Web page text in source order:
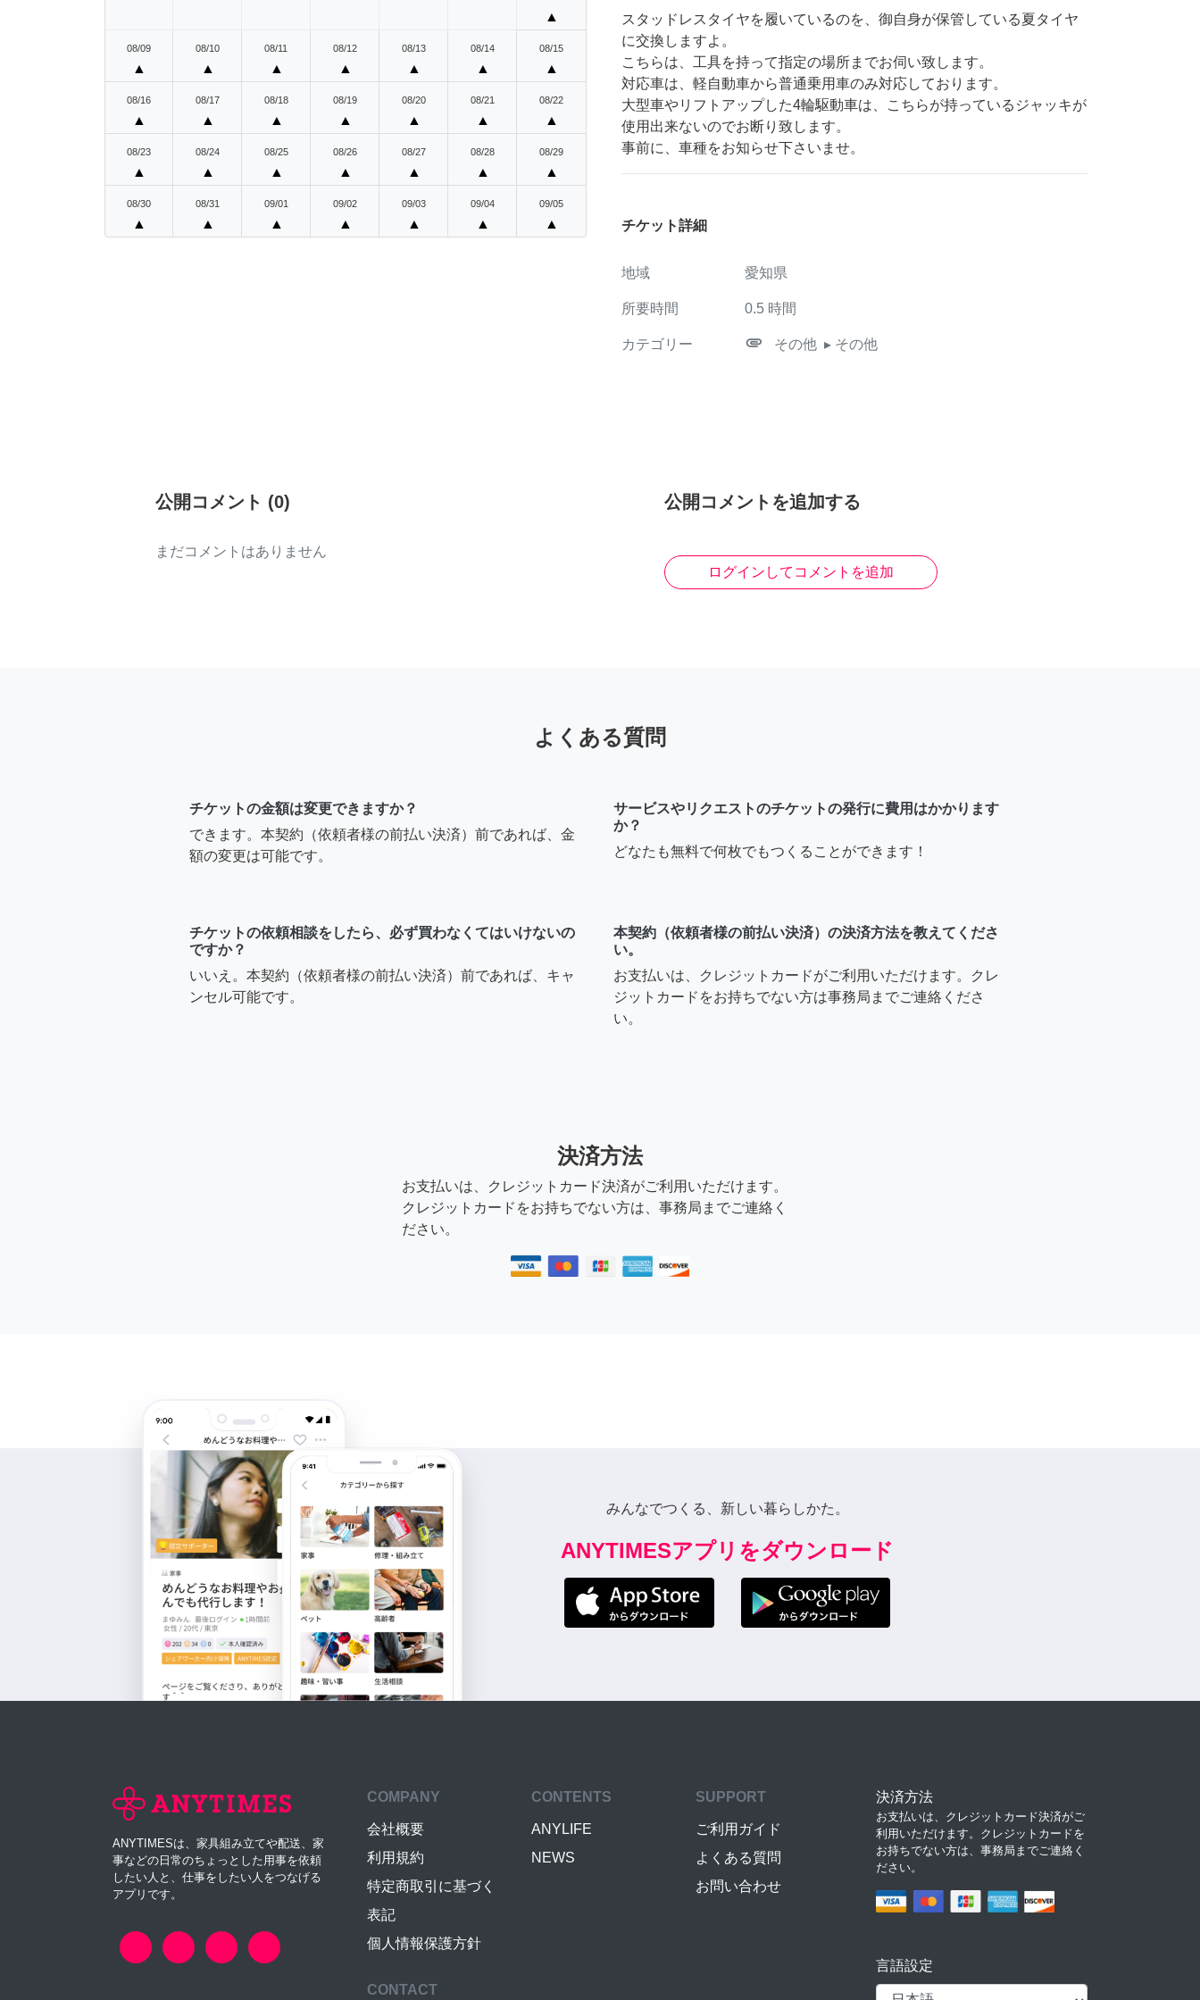
▲
08/09
▲
08/10
▲
08/11
▲
08/12
▲
08/13
▲
08/14
▲
08/15
▲
08/16
▲
08/17
▲
08/18
▲
08/19
▲
08/20
▲
08/21
▲
08/22
▲
08/23
▲
08/24
▲
08/25
▲
08/26
▲
08/27
▲
08/28
▲
08/29
▲
08/30
▲
08/31
▲
09/01
▲
09/02
▲
09/03
▲
09/04
▲
09/05
▲
スタッドレスタイヤを履いているのを、御自身が保管している夏タイヤ
に交換しますよ。
こちらは、工具を持って指定の場所までお伺い致します。
対応車は、軽自動車から普通乗用車のみ対応しております。
大型車やリフトアップした4輪駆動車は、こちらが持っているジャッキが
使用出来ないのでお断り致します。
事前に、車種をお知らせ下さいませ。
チケット詳細
地域 愛知県
所要時間 0.5 時間
カテゴリー attachment その他 ▸ その他
公開コメント (0)
まだコメントはありません
公開コメントを追加する
ログインしてコメントを追加
よくある質問
チケットの金額は変更できますか？
できます。本契約（依頼者様の前払い決済）前であれば、金
額の変更は可能です。
サービスやリクエストのチケットの発行に費用はかかります
か？
どなたも無料で何枚でもつくることができます！
チケットの依頼相談をしたら、必ず買わなくてはいけないの
ですか？
いいえ。本契約（依頼者様の前払い決済）前であれば、キャ
ンセル可能です。
本契約（依頼者様の前払い決済）の決済方法を教えてくださ
い。
お支払いは、クレジットカードがご利用いただけます。クレ
ジットカードをお持ちでない方は事務局までご連絡くださ
い。
決済方法
お支払いは、クレジットカード決済がご利用いただけます。
クレジットカードをお持ちでない方は、事務局までご連絡く
ださい。
みんなでつくる、新しい暮らしかた。
ANYTIMESアプリをダウンロード
ANYTIMESは、家具組み立てや配送、家
事などの日常のちょっとした用事を依頼
したい人と、仕事をしたい人をつなげる
アプリです。
COMPANY
会社概要
利用規約
特定商取引に基づく
表記
個人情報保護方針
CONTENTS
ANYLIFE
NEWS
SUPPORT
ご利用ガイド
よくある質問
お問い合わせ
CONTACT
決済方法
お支払いは、クレジットカード決済がご
利用いただけます。クレジットカードを
お持ちでない方は、事務局までご連絡く
ださい。
言語設定